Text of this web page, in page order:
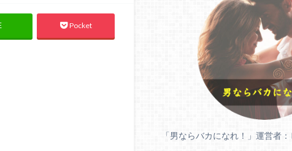
Pocket
「男ならバカになれ！」運営者